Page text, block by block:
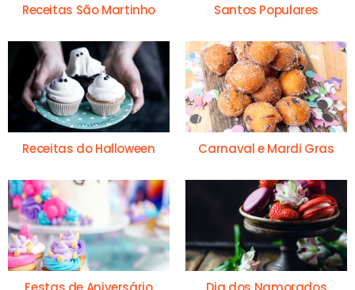
Receitas São Martinho Santos Populares
Receitas do Halloween Carnaval e Mardi Gras